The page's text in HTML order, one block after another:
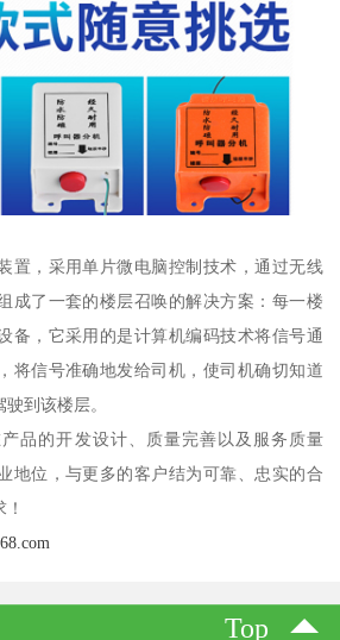
置，采用单片微电脑控制技术，通过无线
成了一套的楼层召唤的解决方案：每一楼
备，它采用的是计算机编码技术将信号通
将信号准确地发给司机，使司机确切知道
到该楼层。
品的开发设计、质量完善以及服务质量
地位，与更多的客户结为可靠、忠实的合
Top